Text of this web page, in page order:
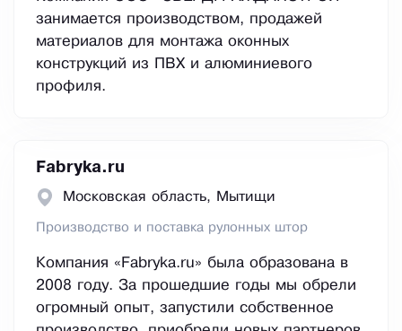
занимается производством, продажей
материалов для монтажа оконных
конструкций из ПВХ и алюминиевого
профиля.
Fabryka.ru
Московская область, Мытищи
Производство и поставка рулонных штор
Компания «Fabryka.ru» была образована в
2008 году. За прошедшие годы мы обрели
огромный опыт, запустили собственное